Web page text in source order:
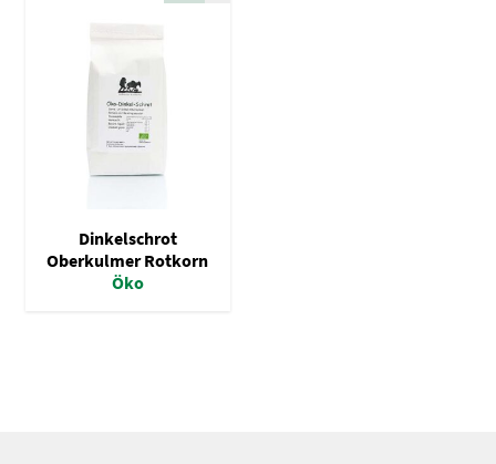
Spezialmehl
Vollkornmehl
Brotmischungen
Dunste / Grieße
Schrote / Grützen
Getreide
Backzutaten
Dinkelschrot
Oberkulmer Rotkorn
Öko